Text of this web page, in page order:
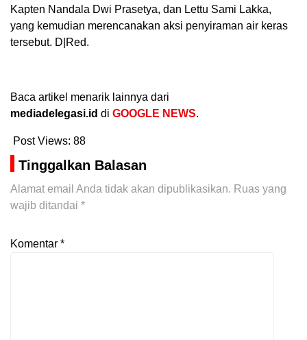
Kapten Nandala Dwi Prasetya, dan Lettu Sami Lakka,
yang kemudian merencanakan aksi penyiraman air keras
tersebut. D|Red.
Baca artikel menarik lainnya dari
mediadelegasi.id di GOOGLE NEWS.
Post Views: 88
Tinggalkan Balasan
Alamat email Anda tidak akan dipublikasikan. Ruas yang
wajib ditandai *
Komentar *